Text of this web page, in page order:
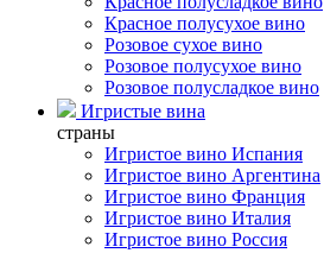
Красное полусухое вино
Розовое сухое вино
Розовое полусухое вино
Розовое полусладкое вино
Игристые вина
страны
Игристое вино Испания
Игристое вино Аргентина
Игристое вино Франция
Игристое вино Италия
Игристое вино Россия